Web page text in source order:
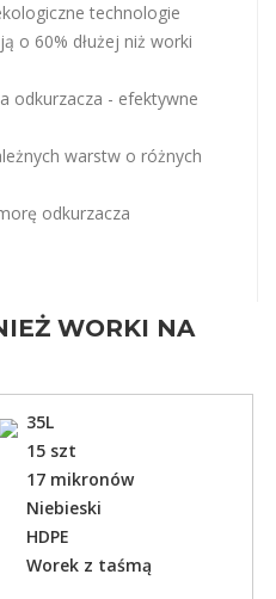
technologie
o 60% dłużej niż worki
odkurzacza - efektywne
warstw o różnych
odkurzacza
WORKI NA
35L
15 szt
17 mikronów
Niebieski
HDPE
Worek z taśmą